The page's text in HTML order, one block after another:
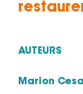
AUTEURS
Marion